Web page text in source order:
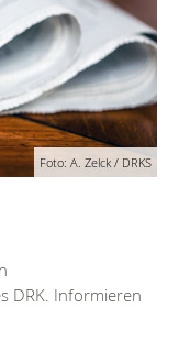
Foto: A. Zelck / DRKS
DRK. Informieren